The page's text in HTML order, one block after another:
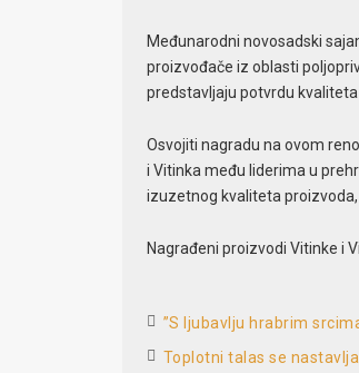
Međunarodni novosadski
proizvođače iz oblasti
predstavljaju potvrdu
Osvojiti nagradu na ovom
i Vitinka među liderima u
izuzetnog kvaliteta
Nagrađeni proizvodi Vitinke i
”S ljubavlju hrabrim
Toplotni talas se